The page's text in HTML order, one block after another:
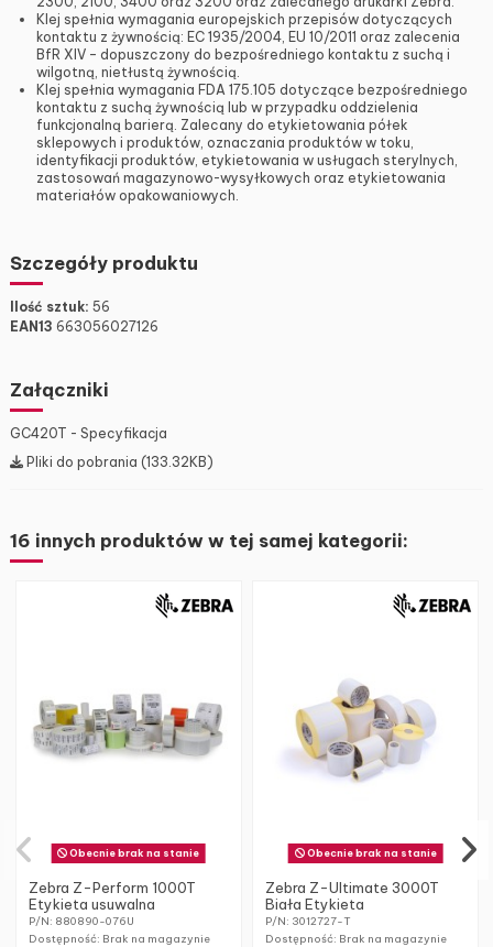
Klej spełnia wymagania europejskich przepisów dotyczących
kontaktu z żywnością: EC 1935/2004, EU 10/2011 oraz zalecenia
BfR XIV – dopuszczony do bezpośredniego kontaktu z suchą i
wilgotną, nietłustą żywnością.
Klej spełnia wymagania FDA 175.105 dotyczące bezpośredniego
kontaktu z suchą żywnością lub w przypadku oddzielenia
funkcjonalną barierą. Zalecany do etykietowania półek
sklepowych i produktów, oznaczania produktów w toku,
identyfikacji produktów, etykietowania w usługach sterylnych,
zastosowań magazynowo-wysyłkowych oraz etykietowania
materiałów opakowaniowych.
Szczegóły produktu
Ilość sztuk: 56
EAN13 663056027126
Załączniki
GC420T - Specyfikacja
Pliki do pobrania (133.32KB)
16 innych produktów w tej samej kategorii:
Obecnie brak na stanie
Zebra Z-Perform 1000T
Etykieta usuwalna
P/N: 880890-076U
Dostępność: Brak na magazynie
Obecnie brak na stanie
Zebra Z-Ultimate 3000T
Biała Etykieta
P/N: 3012727-T
Dostępność: Brak na magazynie